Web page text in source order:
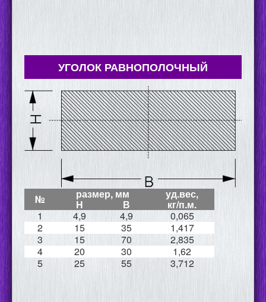
УГОЛОК РАВНОПОЛОЧНЫЙ
№ размер, мм уд.вес,
кг/п.м.
Н
В
1
4,9 4,9
0,065
2
15 35
1,417
3
15 70
2,835
4
20 30
1,62
5
25 55 3,712